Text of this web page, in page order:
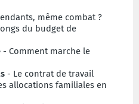
même combat ?
du budget de
- Comment marche le
- Le contrat de travail
allocations familiales en